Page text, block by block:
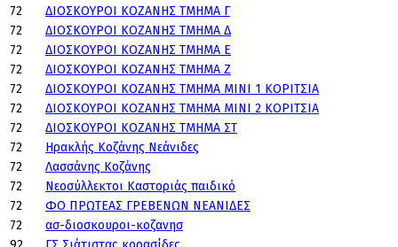
72
ΔΙΟΣΚΟΥΡΟΙ ΚΟΖΑΝΗΣ ΤΜΗΜΑ Γ
72
ΔΙΟΣΚΟΥΡΟΙ ΚΟΖΑΝΗΣ ΤΜΗΜΑ Δ
72
ΔΙΟΣΚΟΥΡΟΙ ΚΟΖΑΝΗΣ ΤΜΗΜΑ Ε
72
ΔΙΟΣΚΟΥΡΟΙ ΚΟΖΑΝΗΣ ΤΜΗΜΑ Ζ
72
ΔΙΟΣΚΟΥΡΟΙ ΚΟΖΑΝΗΣ ΤΜΗΜΑ ΜΙΝΙ 1 ΚΟΡΙΤΣΙΑ
72
ΔΙΟΣΚΟΥΡΟΙ ΚΟΖΑΝΗΣ ΤΜΗΜΑ ΜΙΝΙ 2 ΚΟΡΙΤΣΙΑ
72
ΔΙΟΣΚΟΥΡΟΙ ΚΟΖΑΝΗΣ ΤΜΗΜΑ ΣΤ
72
Ηρακλής Κοζάνης Νεάνιδες
72
Λασσάνης Κοζάνης
72
Νεοσύλλεκτοι Καστοριάς παιδικό
72
ΦΟ ΠΡΩΤΕΑΣ ΓΡΕΒΕΝΩΝ ΝΕΑΝΙΔΕΣ
72
ασ-διοσκουροι-κοζανησ